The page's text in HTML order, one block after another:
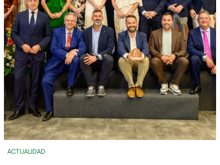
ACTUALIDAD